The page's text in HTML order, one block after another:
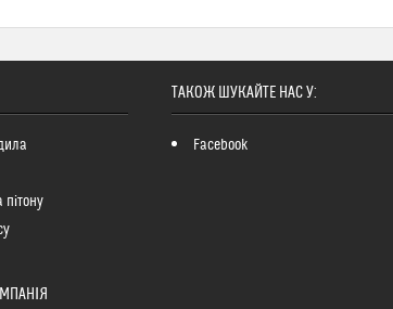
пітону
ТАКОЖ ШУКАЙТЕ НАС У:
Facebook